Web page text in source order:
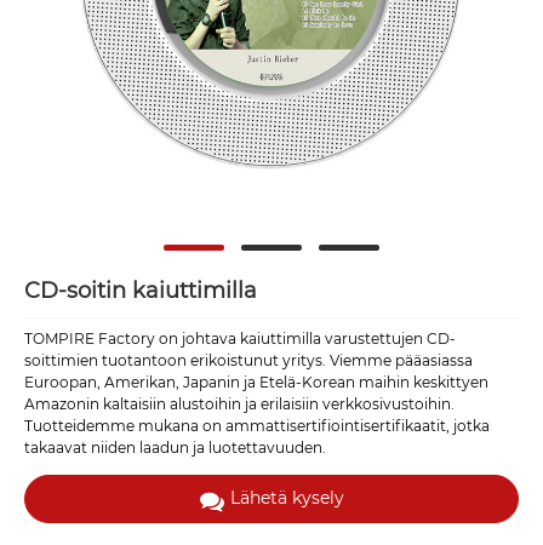
CD-soitin kaiuttimilla
TOMPIRE Factory on johtava kaiuttimilla varustettujen CD-
soittimien tuotantoon erikoistunut yritys. Viemme pääasiassa
Euroopan, Amerikan, Japanin ja Etelä-Korean maihin keskittyen
Amazonin kaltaisiin alustoihin ja erilaisiin verkkosivustoihin.
Tuotteidemme mukana on ammattisertifiointisertifikaatit, jotka
takaavat niiden laadun ja luotettavuuden.
Lähetä kysely